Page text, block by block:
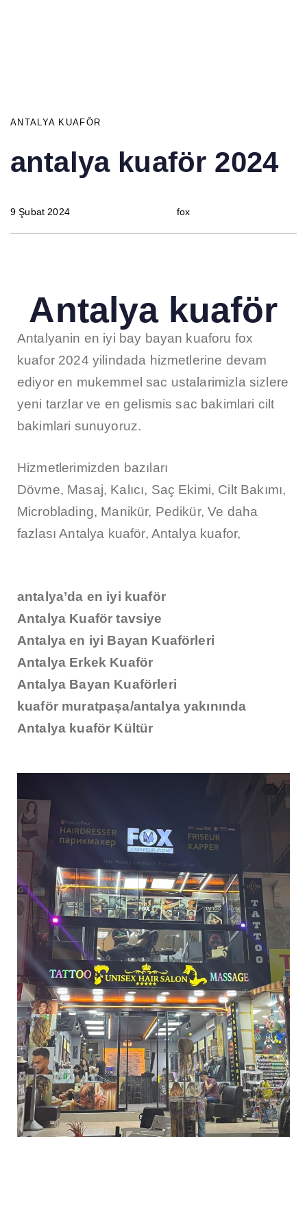
ANTALYA KUAFÖR
antalya kuaför 2024
fox
9 Şubat 2024
Antalya kuaför
Antalyanin en iyi bay bayan kuaforu fox
kuafor 2024 yilindada hizmetlerine devam
ediyor en mukemmel sac ustalarimizla sizlere
yeni tarzlar ve en gelismis sac bakimlari cilt
bakimlari sunuyoruz.
Hizmetlerimizden bazıları
Dövme, Masaj, Kalıcı, Saç Ekimi, Cilt Bakımı,
Microblading, Manikür, Pedikür, Ve daha
fazlası Antalya kuaför, Antalya kuafor,
antalya’da en iyi kuaför
Antalya Kuaför tavsiye
Antalya en iyi Bayan Kuaförleri
Antalya Erkek Kuaför
Antalya Bayan Kuaförleri
kuaför muratpaşa/antalya yakınında
Antalya kuaför Kültür